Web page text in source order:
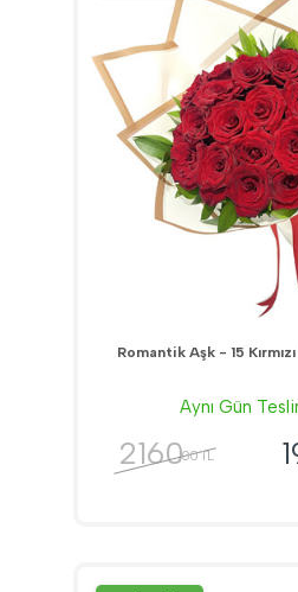
Romantik Aşk - 15
Aynı Gün
2160,00 TL